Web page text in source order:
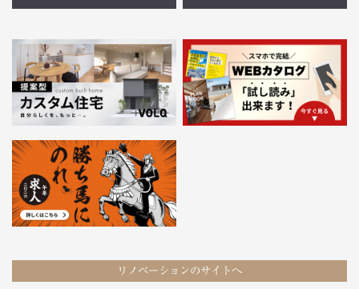
リノベーションのサイトへ